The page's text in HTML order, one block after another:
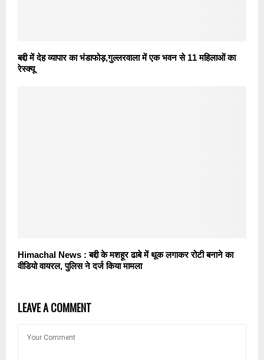
बद्दी में देह व्यापार का भंडाफोड़,गुल्लरवाला में एक भवन से 11 महिलाओं का
रेस्क्यू
Himachal News : बद्दी के मशहूर ढाबे में थूक लगाकर रोटी बनाने का
वीडियो वायरल, पुलिस ने दर्ज किया मामला
LEAVE A COMMENT